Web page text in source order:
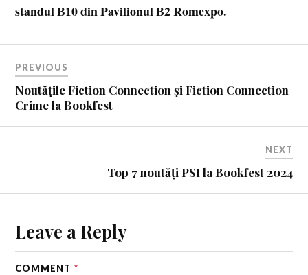
standul B10 din Pavilionul B2 Romexpo.
PREVIOUS
Noutățile Fiction Connection și Fiction Connection
Crime la Bookfest
NEXT
Top 7 noutăți PSI la Bookfest 2024
Leave a Reply
COMMENT *